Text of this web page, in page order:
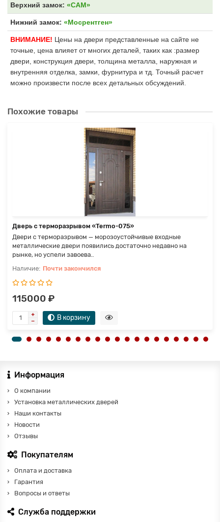
Верхний замок: «САМ»
Нижний замок: «Мосрентген»
ВНИМАНИЕ! Цены на двери представленные на сайте не
точные, цена влияет от многих деталей, таких как :размер
двери, конструкция двери, толщина металла, наружная и
внутренняя отделка, замки, фурнитура и тд. Точный расчет
можно произвести после всех детальных обсуждений.
Похожие товары
Дверь с терморазрывом «Termo-075»
Двери с терморазрывом — морозоустойчивые входные
металлические двери появились достаточно недавно на
рынке, но успели завоева..
Почти закончился
115000 ₽
В корзину
Информация
О компании
Установка металлических дверей
Наши контакты
Новости
Отзывы
Покупателям
Оплата и доставка
Гарантия
Вопросы и ответы
Служба поддержки